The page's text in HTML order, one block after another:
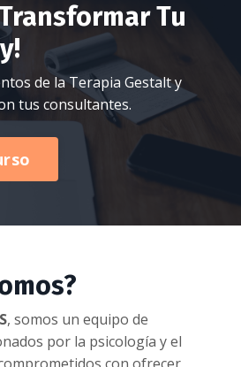
Tu
de la Terapia Gestalt y
tus consultantes.
, somos un equipo de
por la psicología y el